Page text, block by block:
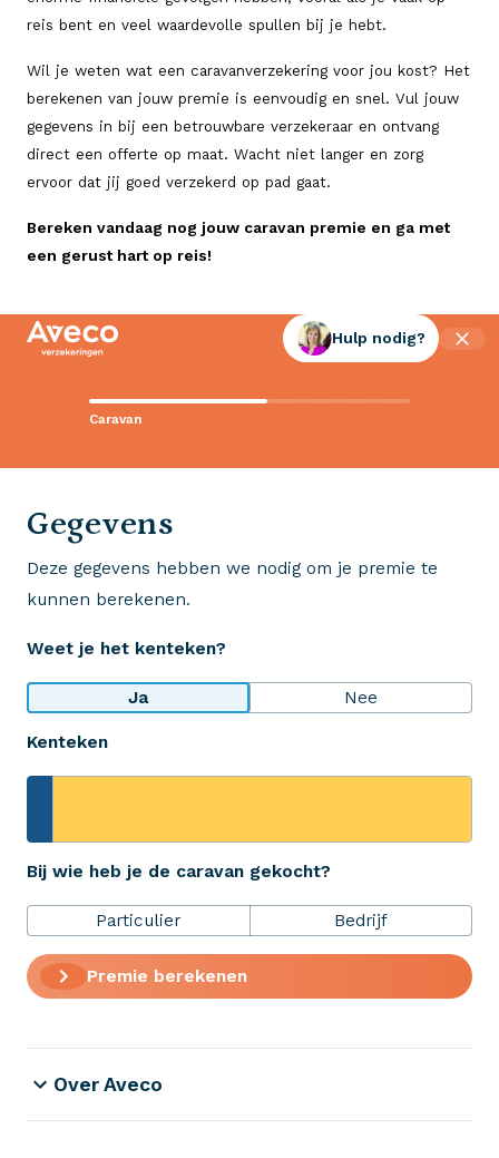
reis bent en veel waardevolle spullen bij je hebt.
Wil je weten wat een caravanverzekering voor jou kost? Het
berekenen van jouw premie is eenvoudig en snel. Vul jouw
gegevens in bij een betrouwbare verzekeraar en ontvang
direct een offerte op maat. Wacht niet langer en zorg
ervoor dat jij goed verzekerd op pad gaat.
Bereken vandaag nog jouw caravan premie en ga met
een gerust hart op reis!
Caravan
Hulp nodig?
Gegevens
Deze gegevens hebben we nodig om je premie te
kunnen berekenen.
Weet je het kenteken?
Ja Nee
Kenteken
Bij wie heb je de caravan gekocht?
Particulier Bedrijf
Premie berekenen
Contact met Aveco?
Wij staan voor je klaar!
Wij krijgen een 8,5!
Op basis van ruim 3.000 reviews
Bekijk wat anderen over ons zeggen
+31 (0)523 - 20 80 30
Verzekeringen
Over Aveco